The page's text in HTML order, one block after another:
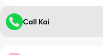
Call Kai